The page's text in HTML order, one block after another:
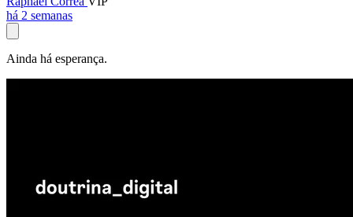
há 2 semanas
Ainda há esperança.